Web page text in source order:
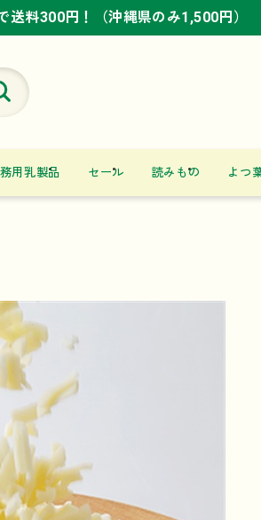
料300円！（沖縄県のみ1,500円）
料300円！（沖縄県のみ1,500円）
料300円！（沖縄県のみ1,500円）
用乳製品 セール 読みもの よつ